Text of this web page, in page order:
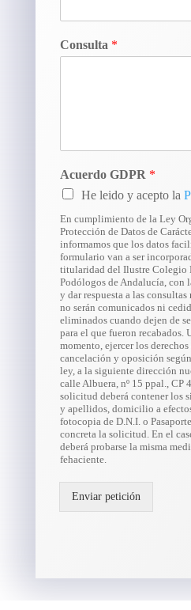
Consulta *
Acuerdo GDPR *
He leido y acepto la
En cumplimiento de la Ley
Protección de Datos de
informamos que los datos
formulario van a ser
titularidad del Ilustre Colegio
Podólogos de Andalucía, con
y dar respuesta a las
no serán comunicados ni
eliminados cuando dejen de
para el que fueron recabados.
momento, ejercer los
cancelación y oposición
ley, a la siguiente dirección
calle Albuera, nº 15 ppal., CP
solicitud deberá contener los
y apellidos, domicilio a
fotocopia de D.N.I. o
concreta la solicitud. En el
deberá probarse la misma
fehaciente.
Enviar petición